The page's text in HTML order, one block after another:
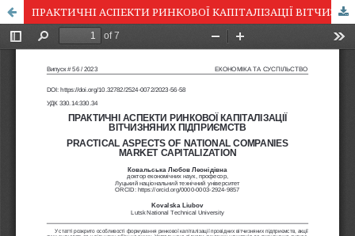
ПРАКТИЧНІ АСПЕКТИ РИНКОВОЇ КАПІТАЛІЗАЦІЇ ВІТЧИЗНЯНИХ ПІДПРИЄМСТВ